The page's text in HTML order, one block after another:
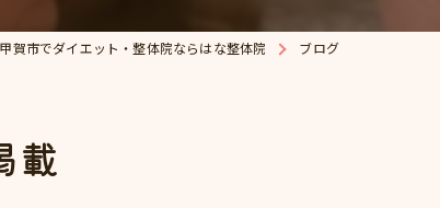
ダイエット
甲賀市でダイエット・整体院ならはな整体院 ブログ
載